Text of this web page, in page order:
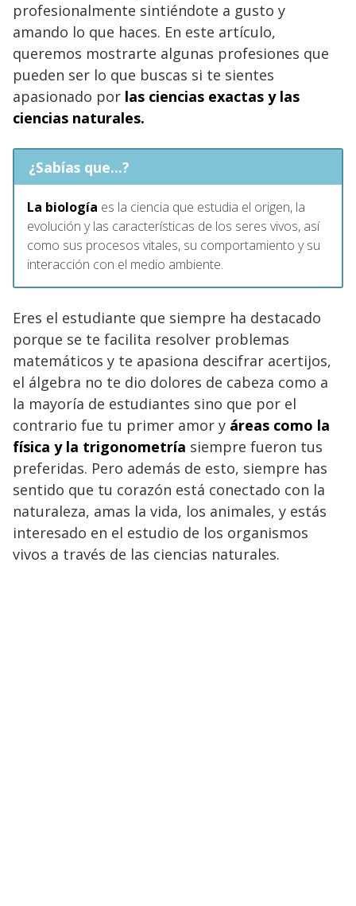
profesionalmente sintiéndote a gusto y
amando lo que haces. En este artículo,
queremos mostrarte algunas profesiones que
pueden ser lo que buscas si te sientes
apasionado por las ciencias exactas y las
ciencias naturales.
¿Sabías que...?
La biología es la ciencia que estudia el origen, la
evolución y las características de los seres vivos, así
como sus procesos vitales, su comportamiento y su
interacción con el medio ambiente.
Eres el estudiante que siempre ha destacado
porque se te facilita resolver problemas
matemáticos y te apasiona descifrar acertijos,
el álgebra no te dio dolores de cabeza como a
la mayoría de estudiantes sino que por el
contrario fue tu primer amor y áreas como la
física y la trigonometría siempre fueron tus
preferidas. Pero además de esto, siempre has
sentido que tu corazón está conectado con la
naturaleza, amas la vida, los animales, y estás
interesado en el estudio de los organismos
vivos a través de las ciencias naturales.